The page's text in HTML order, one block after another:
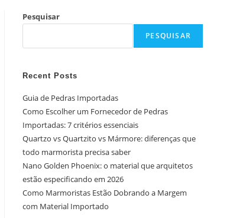
Pesquisar
PESQUISAR
Recent Posts
Guia de Pedras Importadas
Como Escolher um Fornecedor de Pedras
Importadas: 7 critérios essenciais
Quartzo vs Quartzito vs Mármore: diferenças que
todo marmorista precisa saber
Nano Golden Phoenix: o material que arquitetos
estão especificando em 2026
Como Marmoristas Estão Dobrando a Margem
com Material Importado